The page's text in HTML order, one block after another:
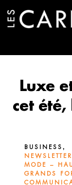
Luxe
cet été,
BUSINESS ,
MODE –
GRANDS